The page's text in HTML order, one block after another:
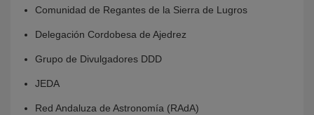
Comunidad de Regantes de la Sierra de Lugros
Delegación Cordobesa de Ajedrez
Grupo de Divulgadores DDD
JEDA
Red Andaluza de Astronomía (RAdA)